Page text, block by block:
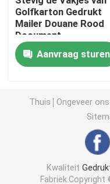
De matrijs sneed
Labelstickers
Document Blaar
De Stootkussens
Golfkarton Gedrukt
Mailer Douane Rood
Document
Aanvraag sturen
Thuis Ongeveer ons
Kwaliteit